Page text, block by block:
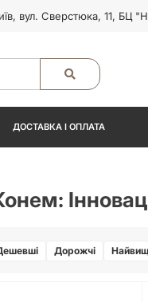
вул. Сверстюка, 11, БЦ
ДОСТАВКА І ОПЛАТА
Дорожчі